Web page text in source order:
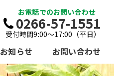
お電話でのお問い合わせ
0266-57-1551
受付時間9:00～17:00（平日）
お知らせ お問い合わせ